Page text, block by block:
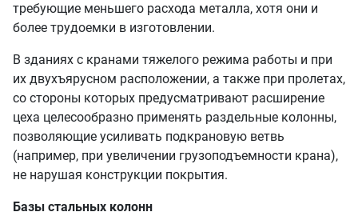
требующие меньшего расхода металла, хотя они и
более трудоемки в изготовлении.
В зданиях с кранами тяжелого режима работы и при
их двухъярусном расположении, а также при пролетах,
со стороны которых предусматривают расширение
цеха целесообразно применять раздельные колонны,
позволяющие усиливать подкрановую ветвь
(например, при увеличении грузоподъемности крана),
не нарушая конструкции покрытия.
Базы стальных колонн